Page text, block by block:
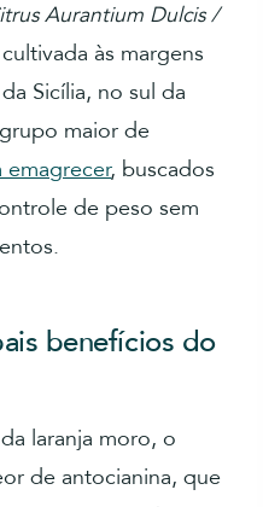
Aurantium Dulcis /
às margens
Sicília, no sul da
maior de
emagrecer, buscados
de peso sem
benefícios do
laranja moro, o
de antocianina, que